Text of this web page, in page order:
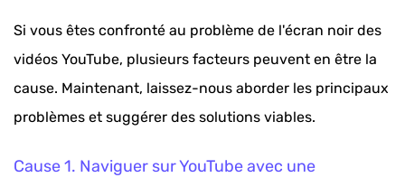
Si vous êtes confronté au problème de l'écran noir des
vidéos YouTube, plusieurs facteurs peuvent en être la
cause. Maintenant, laissez-nous aborder les principaux
problèmes et suggérer des solutions viables.
Cause 1. Naviguer sur YouTube avec une